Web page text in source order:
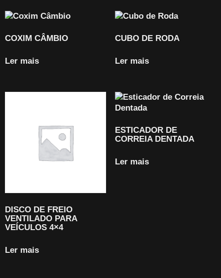
COXIM CÂMBIO
Ler mais
CUBO DE RODA
Ler mais
DISCO DE FREIO
VENTILADO PARA
VEÍCULOS 4×4
Ler mais
ESTICADOR DE
CORREIA DENTADA
Ler mais